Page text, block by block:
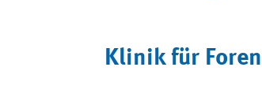
Klinik für